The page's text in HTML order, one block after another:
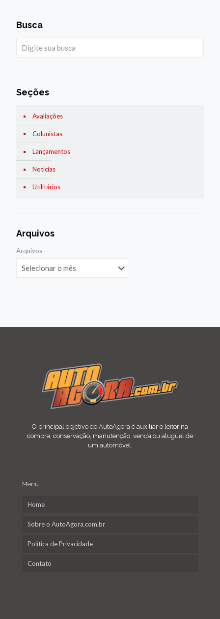
Busca
Seções
Avaliações
Colunistas
Lançamentos
Notícias
Utilitários
Arquivos
Arquivos
O principal objetivo do AutoAgora é auxiliar o leitor na
compra, conservação, manutenção, venda ou aluguel de
um automóvel.
Menu
Home
Sobre o AutoAgora.com.br
Política de Privacidade
Contato